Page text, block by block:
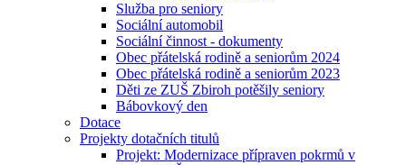
Služba pro seniory
Sociální automobil
Sociální činnost - dokumenty
Obec přátelská rodině a seniorům 2024
Obec přátelská rodině a seniorům 2023
Děti ze ZUŠ Zbiroh potěšily seniory
Bábovkový den
Dotace
Projekty dotačních titulů
Projekt: Modernizace přípraven pokrmů v